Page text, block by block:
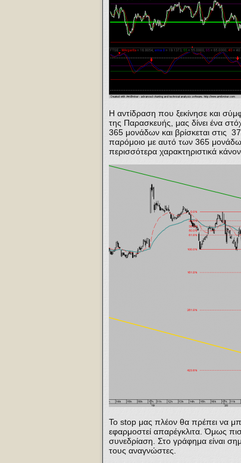
Η αντίδραση που ξεκίνησε και
της Παρασκευής, μας δίνει ένα
365 μονάδων και βρίσκεται στις
παρόμοιο με αυτό των 365
περισσότερα χαρακτηριστικά
Το stop μας πλέον θα πρέπει να
εφαρμοστεί απαρέγκλιτα. Όμως
συνεδρίαση. Στο γράφημα είναι
τους αναγνώστες.